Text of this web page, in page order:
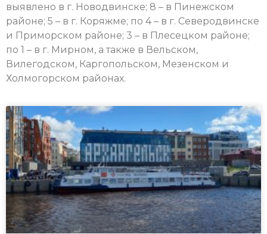
выявлено в г. Новодвинске; 8 – в Пинежском
районе; 5 – в г. Коряжме; по 4 – в г. Северодвинске
и Приморском районе; 3 – в Плесецком районе;
по 1 – в г. Мирном, а также в Вельском,
Вилегодском, Каргопольском, Мезенском и
Холмогорском районах.